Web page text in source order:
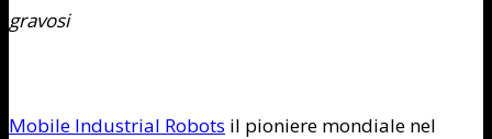
gravosi
Mobile Industrial Robots il pioniere mondiale nel